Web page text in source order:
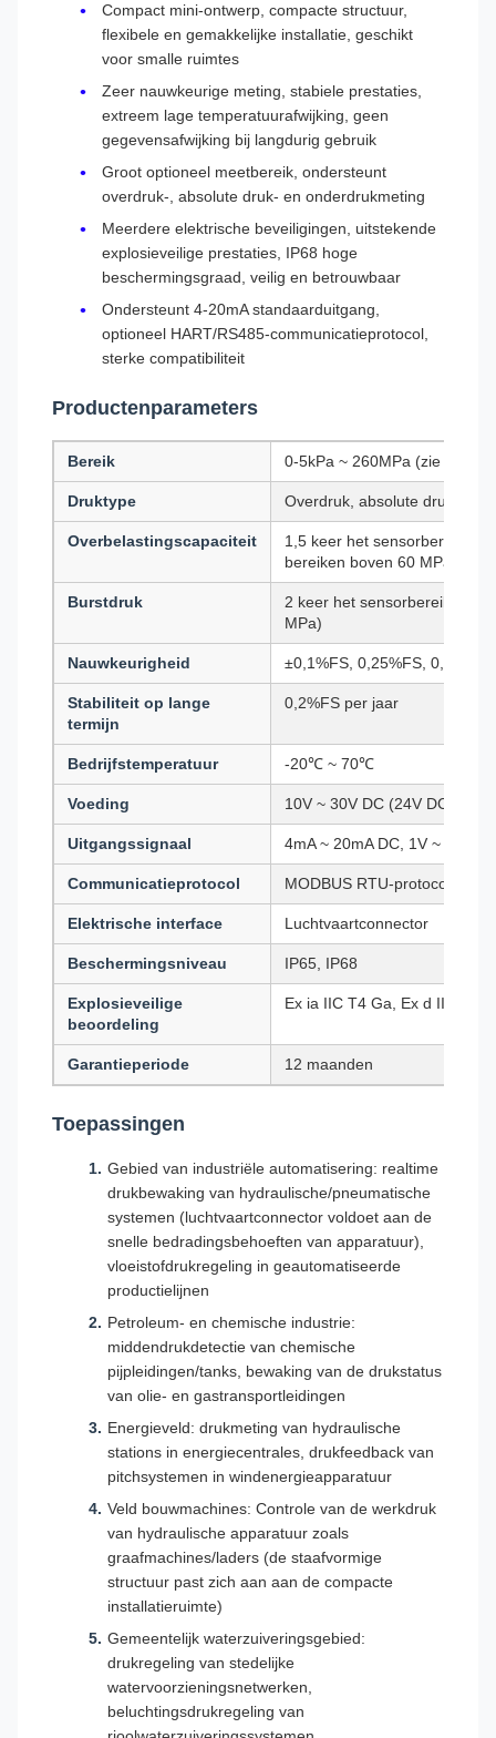
Compact mini-ontwerp, compacte structuur,
flexibele en gemakkelijke installatie, geschikt
voor smalle ruimtes
Zeer nauwkeurige meting, stabiele prestaties,
extreem lage temperatuurafwijking, geen
gegevensafwijking bij langdurig gebruik
Groot optioneel meetbereik, ondersteunt
overdruk-, absolute druk- en onderdrukmeting
Meerdere elektrische beveiligingen, uitstekende
explosieveilige prestaties, IP68 hoge
beschermingsgraad, veilig en betrouwbaar
Ondersteunt 4-20mA standaarduitgang,
optioneel HART/RS485-communicatieprotocol,
sterke compatibiliteit
Productenparameters
Bereik 0-5kPa ~ 260MPa (zie de
Druktype Overdruk, absolute druk,
Overbelastingscapaciteit
1,5 keer het sensorbereik is
bereiken boven 60 MPa)
Burstdruk
2 keer het sensorbereik (1,5
MPa)
Nauwkeurigheid ±0,1%FS, 0,25%FS, 0,5%FS
Stabiliteit op lange
termijn
0,2%FS per jaar
Bedrijfstemperatuur -20℃ ~ 70℃
Voeding 10V ~ 30V DC (24V DC
Uitgangssignaal 4mA ~ 20mA DC, 1V ~ 5V
Communicatieprotocol MODBUS RTU-protocol,
Elektrische interface Luchtvaartconnector
Beschermingsniveau IP65, IP68
Explosieveilige
beoordeling
Ex ia IIC T4 Ga, Ex d IIC T6
Garantieperiode 12 maanden
Toepassingen
Gebied van industriële automatisering: realtime
drukbewaking van hydraulische/pneumatische
systemen (luchtvaartconnector voldoet aan de
snelle bedradingsbehoeften van apparatuur),
vloeistofdrukregeling in geautomatiseerde
productielijnen
Petroleum- en chemische industrie:
middendrukdetectie van chemische
pijpleidingen/tanks, bewaking van de drukstatus
van olie- en gastransportleidingen
Energieveld: drukmeting van hydraulische
stations in energiecentrales, drukfeedback van
pitchsystemen in windenergieapparatuur
Veld bouwmachines: Controle van de werkdruk
van hydraulische apparatuur zoals
graafmachines/laders (de staafvormige
structuur past zich aan aan de compacte
installatieruimte)
Gemeentelijk waterzuiveringsgebied:
drukregeling van stedelijke
watervoorzieningsnetwerken,
beluchtingsdrukregeling van